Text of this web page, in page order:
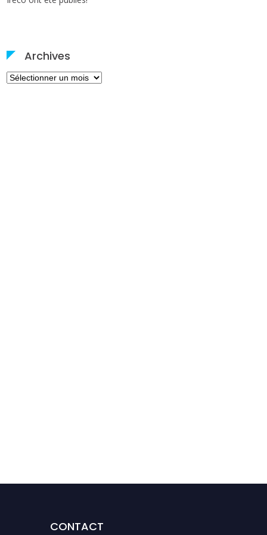
Archives
Archives
CONTACT